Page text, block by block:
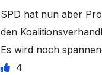
SPD hat nun aber
den
Es wird noch
4